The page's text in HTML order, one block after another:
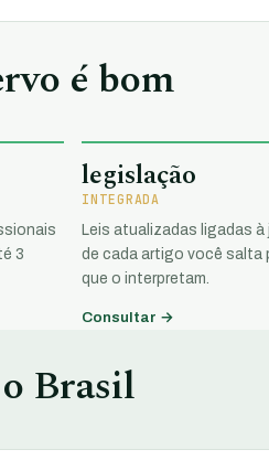
é bom
3
legislação
INTEGRADA
Leis atualizadas ligadas à
de cada artigo você salta
que o interpretam.
Consultar →
Brasil